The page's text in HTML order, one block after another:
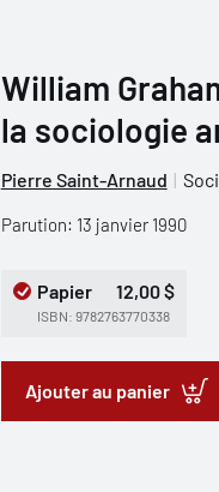
William
la sociologie
Pierre Saint-Arnaud
Parution: 13 janvier 1990
Papier 12,00 $
ISBN: 9782763770338
Ajouter au panier